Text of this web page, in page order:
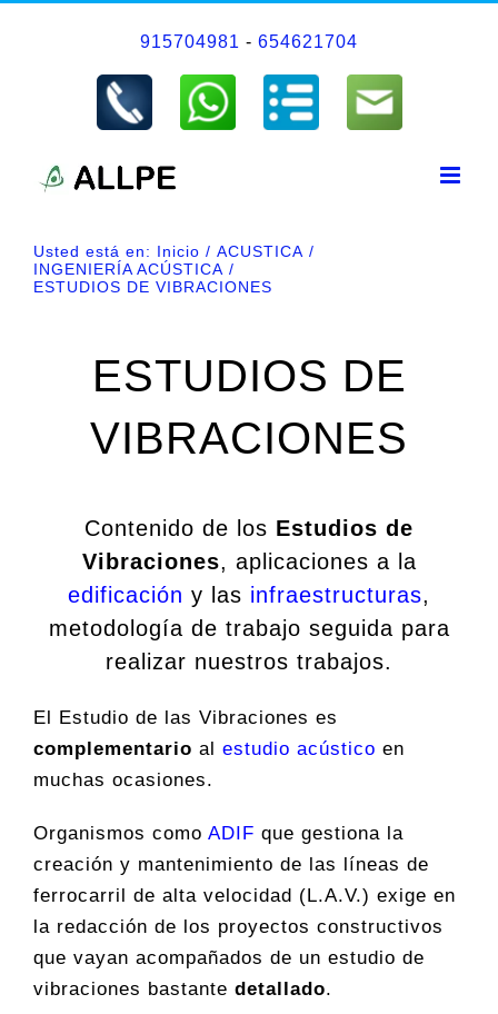
915704981 - 654621704
Usted está en: Inicio
ACUSTICA
INGENIERÍA ACÚSTICA
ESTUDIOS DE VIBRACIONES
ESTUDIOS DE
VIBRACIONES
Contenido de los Estudios de
Vibraciones, aplicaciones a la
edificación y las infraestructuras,
metodología de trabajo seguida para
realizar nuestros trabajos.
El Estudio de las Vibraciones es
complementario al estudio acústico en
muchas ocasiones.
Organismos como ADIF que gestiona la
creación y mantenimiento de las líneas de
ferrocarril de alta velocidad (L.A.V.) exige en
la redacción de los proyectos constructivos
que vayan acompañados de un estudio de
vibraciones bastante detallado.